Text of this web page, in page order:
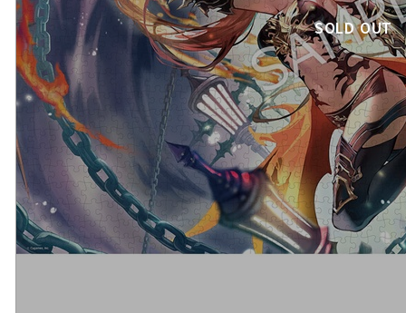
SOLD OUT